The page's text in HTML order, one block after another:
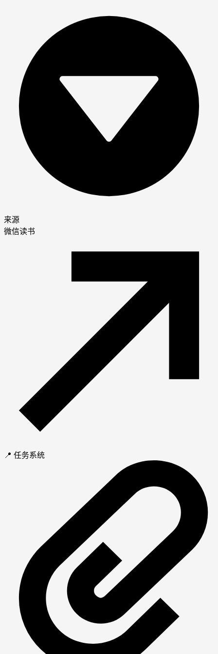
来源
微信读书
📍 任务系统